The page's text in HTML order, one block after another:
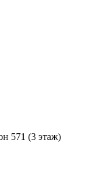
571 (3 этаж)